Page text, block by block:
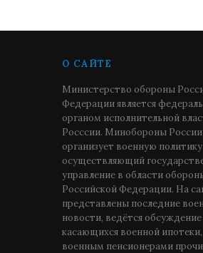
О САЙТЕ
Министерство обороны
Федерации является
органом исполнительной
Росссии. Минобороны России
организует военную
осуществляющий
управление в области
Российской Федерации. На
представлены последние
новости, ведётся
касающихся военной
военным пенсионерами